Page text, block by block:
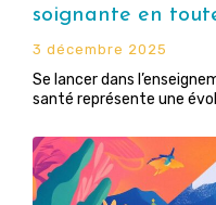
soignante en
3 décembre 2025
Se lancer dans
santé représente une